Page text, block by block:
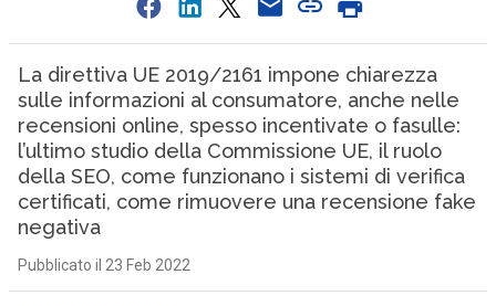
La direttiva UE 2019/2161 impone chiarezza
sulle informazioni al consumatore, anche nelle
recensioni online, spesso incentivate o fasulle:
l’ultimo studio della Commissione UE, il ruolo
della SEO, come funzionano i sistemi di verifica
certificati, come rimuovere una recensione fake
negativa
Pubblicato il 23 Feb 2022